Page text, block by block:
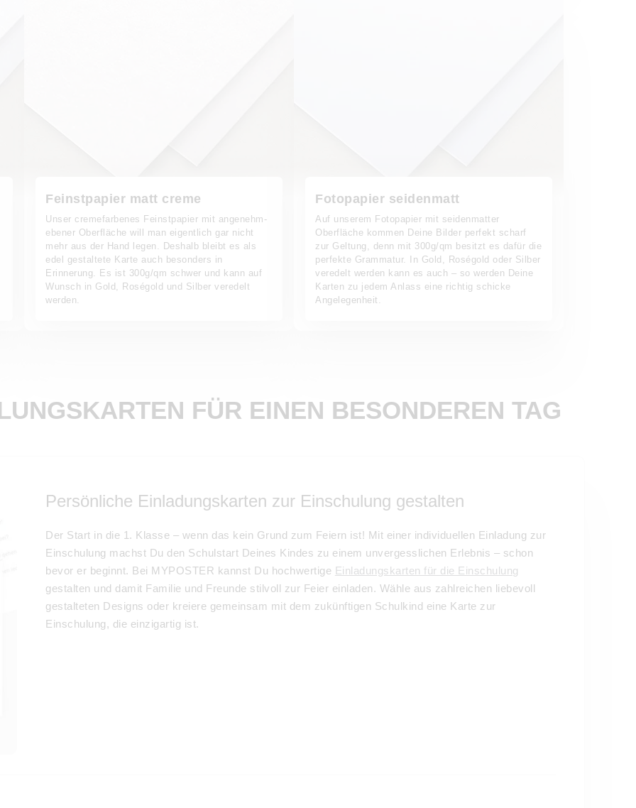
Feinstpapier matt creme
Unser cremefarbenes Feinstpapier mit angenehm-
ebener Oberfläche will man eigentlich gar nicht
mehr aus der Hand legen. Deshalb bleibt es als
edel gestaltete Karte auch besonders in
Erinnerung. Es ist 300g/qm schwer und kann auf
Wunsch in Gold, Roségold und Silber veredelt
werden.
Fotopapier seidenmatt
Auf unserem Fotopapier mit seidenmatter
Oberfläche kommen Deine Bilder perfekt scharf
zur Geltung, denn mit 300g/qm besitzt es dafür die
perfekte Grammatur. In Gold, Roségold oder Silber
veredelt werden kann es auch – so werden Deine
Karten zu jedem Anlass eine richtig schicke
Angelegenheit.
FÜR EINEN BESONDEREN TAG
Persönliche Einladungskarten zur Einschulung gestalten
Der Start in die 1. Klasse – wenn das kein Grund zum Feiern ist! Mit einer individuellen Einladung zur
Einschulung machst Du den Schulstart Deines Kindes zu einem unvergesslichen Erlebnis – schon
bevor er beginnt. Bei MYPOSTER kannst Du hochwertige Einladungskarten für die Einschulung
gestalten und damit Familie und Freunde stilvoll zur Feier einladen. Wähle aus zahlreichen liebevoll
gestalteten Designs oder kreiere gemeinsam mit dem zukünftigen Schulkind eine Karte zur
Einschulung, die einzigartig ist.